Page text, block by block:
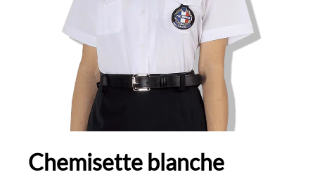
Chemisette blanche